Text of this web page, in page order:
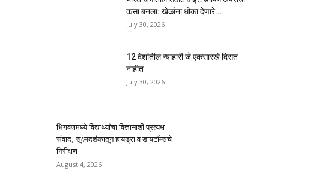
कसा बनला: खेळांना धोका देणारे...
July 30, 2026
12 देशांतील न्याहारी जे एकसारखे दिसत
नाहीत
July 30, 2026
भिगवणमध्ये विद्यार्थ्यांचा विज्ञानाशी प्रत्यक्ष
संवाद; सूक्ष्मदर्शकातून हायड्रा व डायटॉम्सचे
निरीक्षण
August 4, 2026